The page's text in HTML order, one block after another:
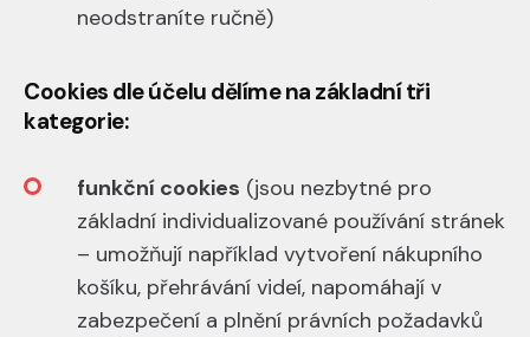
neodstraníte ručně)
Cookies dle účelu dělíme na základní tři
kategorie:
funkční cookies (jsou nezbytné pro
základní individualizované používání stránek
– umožňují například vytvoření nákupního
košíku, přehrávání videí, napomáhají v
zabezpečení a plnění právních požadavků